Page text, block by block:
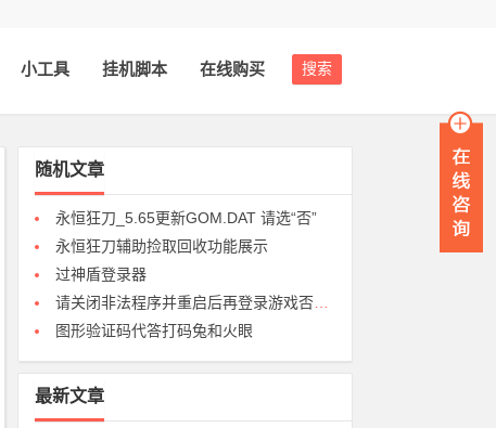
搜索
小工具 挂机脚本 在线购买
随机文章
永恒狂刀_5.65更新GOM.DAT 请选“否”
永恒狂刀辅助捡取回收功能展示
过神盾登录器
请关闭非法程序并重启后再登录游戏否则封号解决办法
图形验证码代答打码兔和火眼
最新文章